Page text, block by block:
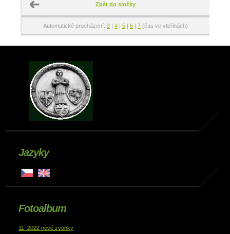
Zpět do složky
Automatické procházení: 3 | 4 | 5 | 6 | 7 (čas ve vteřinách)
Jazyky
Fotoalbum
11_2022 nové zvonky